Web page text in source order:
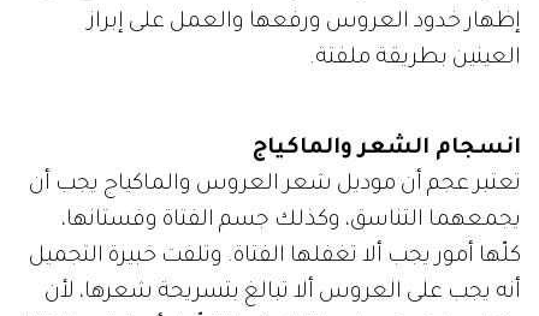
إظهار خدود العروس ورفعها والعمل على إبراز
العينين بطريقة ملفتة.
انسجام الشعر والماكياج
تعتبر عجم أن موديل شعر العروس والماكياج يجب أن
يجمعهما التناسق، وكذلك جسم الفتاة وفستانها،
كلّها أمور يجب ألا تغفلها الفتاة. وتلفت خبيرة التجميل
أنه يجب على العروس ألا تبالغ بتسريحة شعرها، لأن